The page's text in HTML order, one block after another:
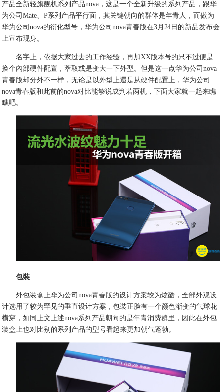
产品全新轻旗舰机系列产品nova，这是一个全新升级的系列产品，跟华
为公司Mate、P系列产品平行面，其关键朝向的群体是年青人，而做为
华为公司nova的衍化型号，华为公司nova青春版在3月24日的新品发布会
上宣布现身。
名字上，依据大家过去的工作经验，再加XX版本号的只不过便是
换个內部硬件配置，萃取或是变大一下外型。但是这一点华为公司nova
青春版却分外不一样，无论是以外型上還是从硬件配置上，华为公司
nova青春版和此前的nova对比能够说成判若两机，下面大家就一起来瞧
瞧吧。
包裝
外包装盒上华为公司nova青春版的设计方案较为炫酷，全部外观设
计选用了较为罕见的垂直设计方案，包裝正脸有一个颜色渐变的气球花
横穿，如同上文上述nova系列产品朝向的是年青消费群里，因此在外包
装盒上也对比别的系列产品的型号看起来更加朝气蓬勃。